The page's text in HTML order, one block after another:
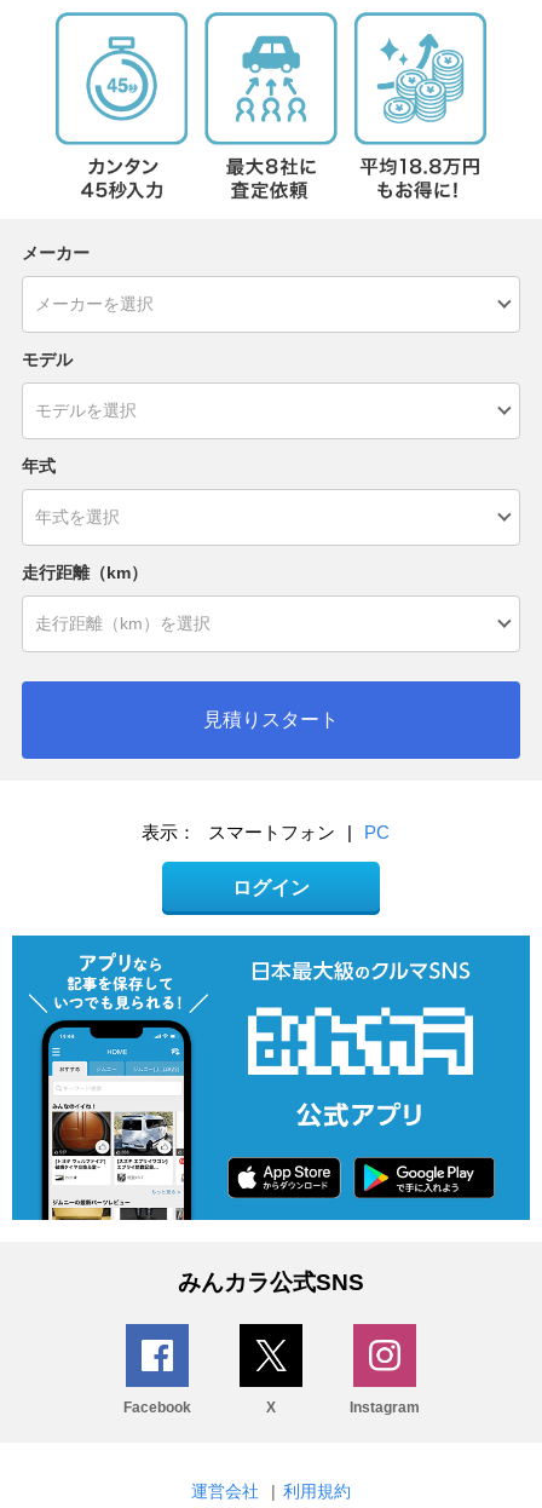
メーカー
モデル
年式
走行距離（km）
見積りスタート
表示： スマートフォン | PC
ログイン
みんカラ公式SNS
Facebook X Instagram
運営会社 | 利用規約